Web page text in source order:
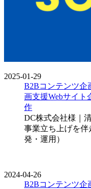
2025-01-29
B2Bコンテンツ企
画支援Webサイト
作
DC株式会社様｜
事業立ち上げを伴
発・運用）
2024-04-26
B2Bコンテンツ企